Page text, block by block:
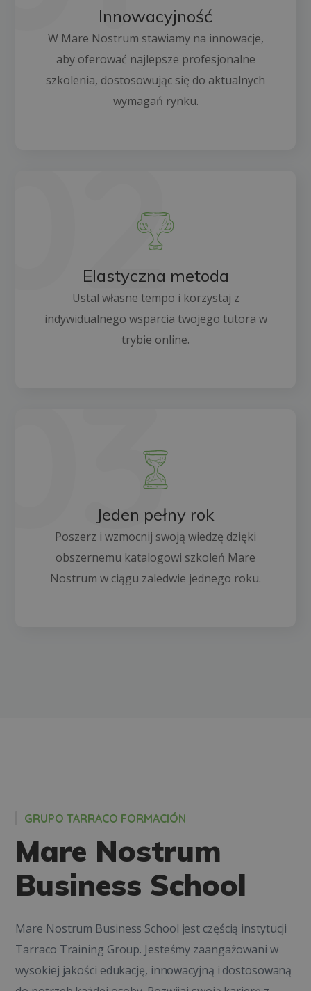
Innowacyjność
W Mare Nostrum stawiamy na innowacje,
aby oferować najlepsze profesjonalne
szkolenia, dostosowując się do aktualnych
wymagań rynku.
Elastyczna metoda
Ustal własne tempo i korzystaj z
indywidualnego wsparcia twojego tutora w
trybie online.
Jeden pełny rok
Poszerz i wzmocnij swoją wiedzę dzięki
obszernemu katalogowi szkoleń Mare
Nostrum w ciągu zaledwie jednego roku.
GRUPO TARRACO FORMACIÓN
Mare Nostrum
Business School
Mare Nostrum Business School jest częścią instytucji
Tarraco Training Group. Jesteśmy zaangażowani w
wysokiej jakości edukację, innowacyjną i dostosowaną